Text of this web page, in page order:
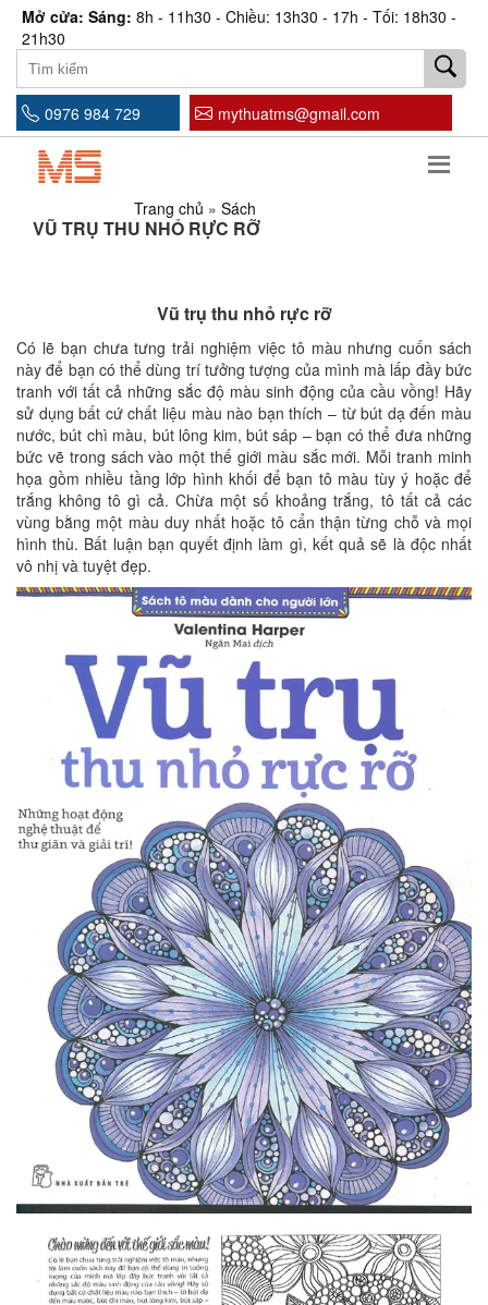
Mở cửa: Sáng: 8h - 11h30 - Chiều: 13h30 - 17h - Tối: 18h30 -
21h30
0976 984 729 mythuatms@gmail.com
Trang chủ » Sách
VŨ TRỤ THU NHỎ RỰC RỠ
Vũ trụ thu nhỏ rực rỡ
Có lẽ bạn chưa tưng trải nghiệm việc tô màu nhưng cuốn sách
này để bạn có thể dùng trí tưởng tượng của mình mà lấp đầy bức
tranh với tất cả những sắc độ màu sinh động của cầu vồng! Hãy
sử dụng bất cứ chất liệu màu nào bạn thích – từ bút dạ đến màu
nước, bút chì màu, bút lông kim, bút sáp – bạn có thể đưa những
bức vẽ trong sách vào một thế giới màu sắc mới. Mỗi tranh minh
họa gồm nhiều tầng lớp hình khối để bạn tô màu tùy ý hoặc để
trắng không tô gì cả. Chừa một số khoảng trắng, tô tất cả các
vùng bằng một màu duy nhất hoặc tô cẩn thận từng chỗ và mọi
hình thù. Bất luận bạn quyết định làm gì, kết quả sẽ là độc nhất
vô nhị và tuyệt đẹp.